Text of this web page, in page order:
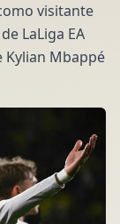
visitante
LaLiga EA
Kylian Mbappé